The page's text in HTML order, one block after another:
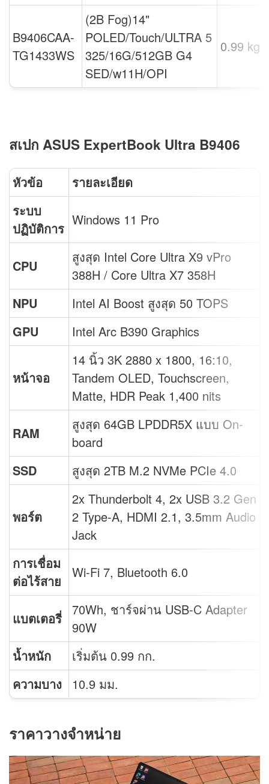
B9406CAA-
TG1433WS
(2B Fog)14"
POLED/Touch/ULTRA 5
325/16G/512GB G4
SED/w11H/OPI
0.99 kg.
สเปก ASUS ExpertBook Ultra B9406
หัวข้อ
รายละเอียด
ระบบ
ปฏิบัติการ
Windows 11 Pro
CPU
สูงสุด Intel Core Ultra X9 vPro
388H / Core Ultra X7 358H
NPU
Intel AI Boost สูงสุด 50 TOPS
GPU
Intel Arc B390 Graphics
หน้าจอ
14 นิ้ว 3K 2880 x 1800, 16:10,
Tandem OLED, Touchscreen,
Matte, HDR Peak 1,400 nits
RAM
สูงสุด 64GB LPDDR5X แบบ On-
board
SSD
สูงสุด 2TB M.2 NVMe PCIe 4.0
พอร์ต
2x Thunderbolt 4, 2x USB 3.2 Gen
2 Type-A, HDMI 2.1, 3.5mm Audio
Jack
การเชื่อม
ต่อไร้สาย
Wi-Fi 7, Bluetooth 6.0
แบตเตอรี่
70Wh, ชาร์จผ่าน USB-C Adapter
90W
น้ำหนัก
เริ่มต้น 0.99 กก.
ความบาง
10.9 มม.
ราคาวางจำหน่าย